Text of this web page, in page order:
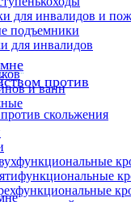
для инвалидов и
подъемники
для инвалидов
и ванн
скольжения